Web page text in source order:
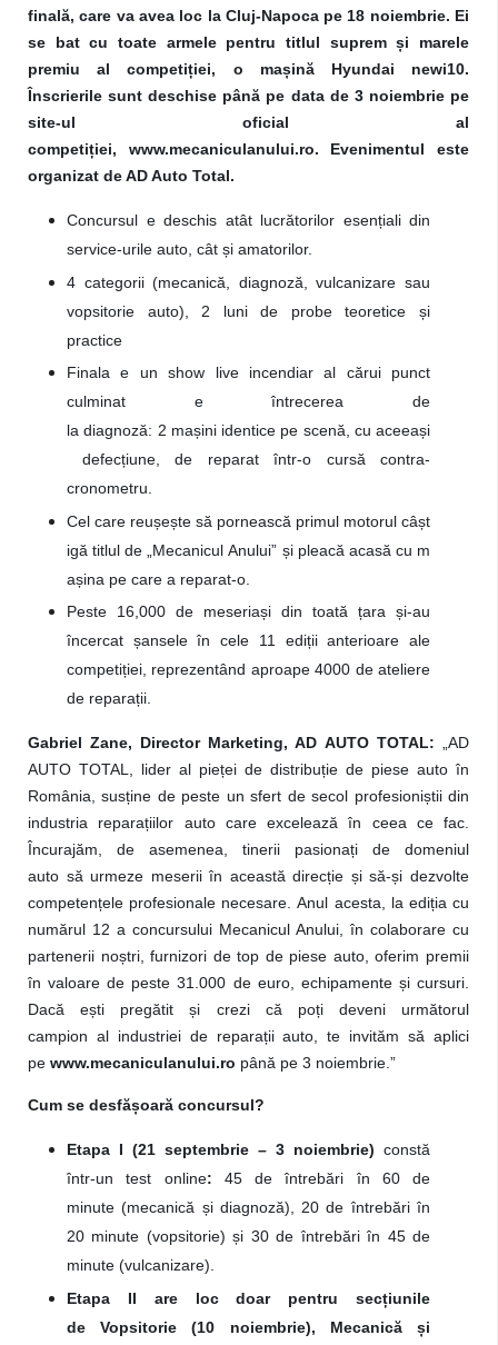
finală, care va avea loc la Cluj-Napoca pe 18 noiembrie. Ei
se bat cu toate armele pentru titlul suprem și marele
premiu al competiției, o mașină Hyundai newi10.
Înscrierile sunt deschise până pe data de 3 noiembrie pe
site-ul oficial al
competiției, www.mecaniculanului.ro. Evenimentul este
organizat de AD Auto Total.
Concursul e deschis atât lucrătorilor esențiali din
service-urile auto, cât și amatorilor.
4 categorii (mecanică, diagnoză, vulcanizare sau
vopsitorie auto), 2 luni de probe teoretice și
practice
Finala e un show live incendiar al cărui punct
culminat e întrecerea de
la diagnoză: 2 mașini identice pe scenă, cu aceeași
defecțiune, de reparat într-o cursă contra-
cronometru.
Cel care reușește să pornească primul motorul câșt
igă titlul de „Mecanicul Anului” și pleacă acasă cu m
așina pe care a reparat-o.
Peste 16,000 de meseriași din toată țara și-au
încercat șansele în cele 11 ediții anterioare ale
competiției, reprezentând aproape 4000 de ateliere
de reparații.
Gabriel Zane, Director Marketing, AD AUTO TOTAL: „AD
AUTO TOTAL, lider al pieței de distribuție de piese auto în
România, susține de peste un sfert de secol profesioniștii din
industria reparațiilor auto care excelează în ceea ce fac.
Încurajăm, de asemenea, tinerii pasionați de domeniul
auto să urmeze meserii în această direcție și să-și dezvolte
competențele profesionale necesare. Anul acesta, la ediția cu
numărul 12 a concursului Mecanicul Anului, în colaborare cu
partenerii noștri, furnizori de top de piese auto, oferim premii
în valoare de peste 31.000 de euro, echipamente și cursuri.
Dacă ești pregătit și crezi că poți deveni următorul
campion al industriei de reparații auto, te invităm să aplici
pe www.mecaniculanului.ro până pe 3 noiembrie.”
Cum se desfășoară concursul?
Etapa I (21 septembrie – 3 noiembrie) constă
într-un test online: 45 de întrebări în 60 de
minute (mecanică și diagnoză), 20 de întrebări în
20 minute (vopsitorie) și 30 de întrebări în 45 de
minute (vulcanizare).
Etapa II are loc doar pentru secțiunile
de Vopsitorie (10 noiembrie), Mecanică și